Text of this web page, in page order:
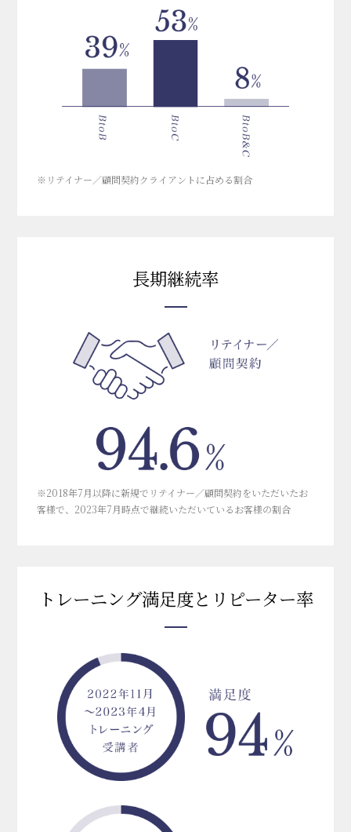
※リテイナー／顧問契約クライアントに占める割合
長期継続率
※2018年7月以降に新規でリテイナー／顧問契約をいただいたお
客様で、2023年7月時点で継続いただいているお客様の割合
トレーニング満足度とリピーター率